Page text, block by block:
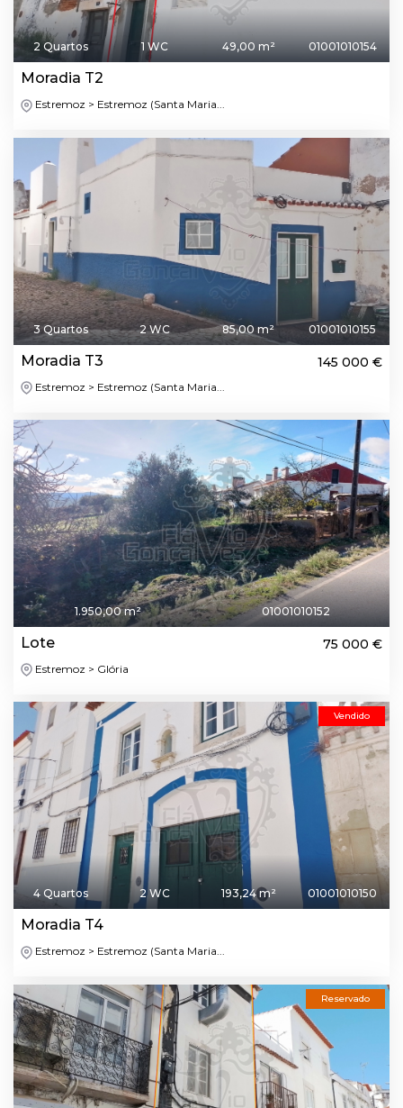
2 Quartos 1 WC 49,00 m² 01001010154
Moradia T2
Estremoz > Estremoz (Santa Maria...
3 Quartos 2 WC 85,00 m² 01001010155
Moradia T3 145 000 €
Estremoz > Estremoz (Santa Maria...
1.950,00 m² 01001010152
Lote 75 000 €
Estremoz > Glória
Vendido
4 Quartos 2 WC 193,24 m² 01001010150
Moradia T4
Estremoz > Estremoz (Santa Maria...
Reservado